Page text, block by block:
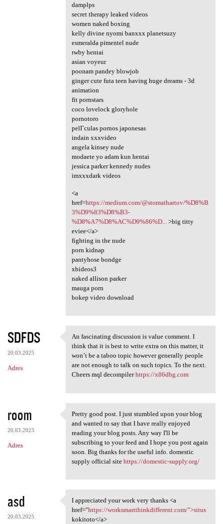
damplps
secret therapy leaked videos
women naked boxing
kelly divine nyomi banxxx planetsuzy
esmeralda pimentel nude
rwby hentai
asian voyeur
poonam pandey blowjob
ginger cute futa teen having huge dreams - 3d
animation
fit pornstars
coco lovelock gloryhole
pornotoro
pelГ­culas pornos japonesas
indain xxxvideo
angela kinsey nude
modaete yo adam kun hentai
jessica parker kennedy nudes
imxxxdark videos
<a
href=https://medium.com/@stomathartov/%D8%B
3%D9%83%D8%B3-
%D8%A7%D8%AC%D9%86%D...
>big titty
eviee</a>
fighting in the nude
porn kidnap
pantyhose bondge
xbideos3
naked allison parker
mauga porn
bokep video download
SDFDS
20.03.2025
Adres
An fascinating discussion is
An fascinating discussion is value comment. I
think that it is best to write extra on this matter, it
won’t be a taboo topic however generally people
are not enough to talk on such topics. To the next.
Cheers mql decompilerhttps://x86dbg.com
room
20.03.2025
Adres
Pretty good post. I just
Pretty good post. I just stumbled upon your blog
and wanted to say that I have really enjoyed
reading your blog posts. Any way I'll be
subscribing to your feed and I hope you post again
soon. Big thanks for the useful info. domestic
supply official site https://domestic-supply.org/
asd
20.03.2025
I appreciated your work very
I appreciated your work very thanks <a
href="https://worksmartthinkdifferent.com/">situs
kokitoto</a>